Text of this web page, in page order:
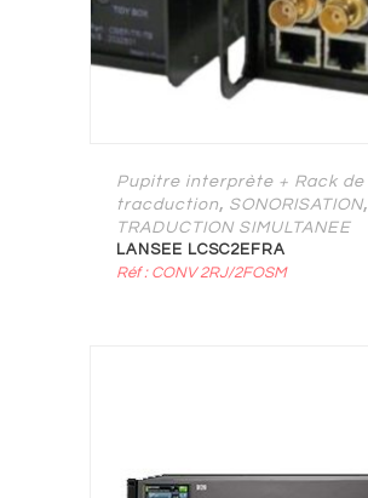
Pupitre interprète + Rack de
tracduction, SONORISATION,
TRADUCTION SIMULTANEE
LANSEE LCSC2EFRA
Réf : CONV 2RJ/2FOSM